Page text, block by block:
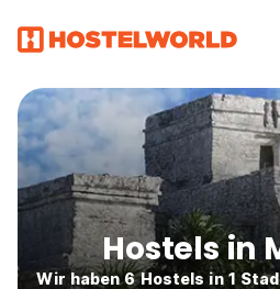
Hostels in
Wir haben 6 Hostels in 1